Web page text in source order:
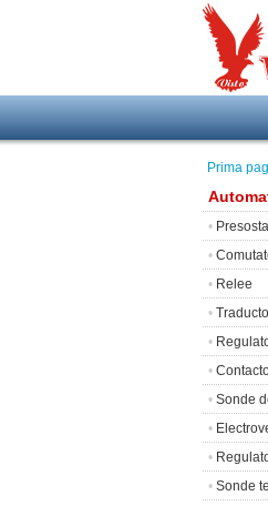
Prima
•
•
• Relee
•
•
•
• Sonde
•
•
• Sonde